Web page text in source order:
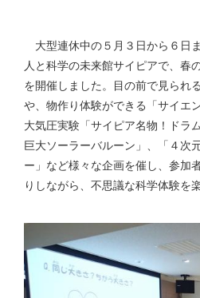
大型連休中の５月３日から６日
人と科学の未来館サイピアで、春
を開催しました。目の前で見られ
や、物作り体験ができる「サイエ
大気圧実験「サイピア名物！ドラ
巨大ソーラーバルーン」、「４次
ー」など様々な企画を催し、参加
りしながら、不思議な科学体験を